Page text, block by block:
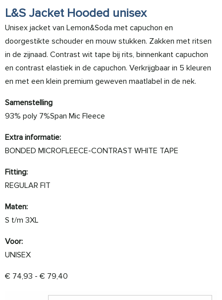
L&S Jacket Hooded unisex
Unisex jacket van Lemon&Soda met capuchon en
doorgestikte schouder en mouw stukken. Zakken met ritsen
in de zijnaad. Contrast wit tape bij rits, binnenkant capuchon
en contrast elastiek in de capuchon. Verkrijgbaar in 5 kleuren
en met een klein premium geweven maatlabel in de nek.
Samenstelling
93% poly 7%Span Mic Fleece
Extra informatie:
BONDED MICROFLEECE-CONTRAST WHITE TAPE
Fitting:
REGULAR FIT
Maten:
S t/m 3XL
Voor:
UNISEX
€ 74,93 - € 79,40